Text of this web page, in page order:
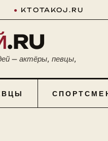
● KTOTAKOJ.RU
.RU
— актёры, певцы,